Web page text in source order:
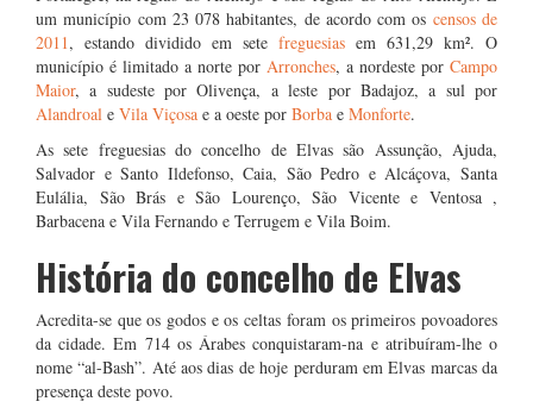
um município com 23 078 habitantes, de acordo com os censos de
2011, estando dividido em sete freguesias em 631,29 km². O
município é limitado a norte por Arronches, a nordeste por Campo
Maior, a sudeste por Olivença, a leste por Badajoz, a sul por
Alandroal e Vila Viçosa e a oeste por Borba e Monforte.
As sete freguesias do concelho de Elvas são Assunção, Ajuda,
Salvador e Santo Ildefonso, Caia, São Pedro e Alcáçova, Santa
Eulália, São Brás e São Lourenço, São Vicente e Ventosa ,
Barbacena e Vila Fernando e Terrugem e Vila Boim.
História do concelho de Elvas
Acredita-se que os godos e os celtas foram os primeiros povoadores
da cidade. Em 714 os Árabes conquistaram-na e atribuíram-lhe o
nome “al-Bash”. Até aos dias de hoje perduram em Elvas marcas da
presença deste povo.